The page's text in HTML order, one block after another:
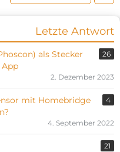
Letzte Antwort
als Stecker
26
2. Dezember 2023
mit Homebridge
4
4. September 2022
21